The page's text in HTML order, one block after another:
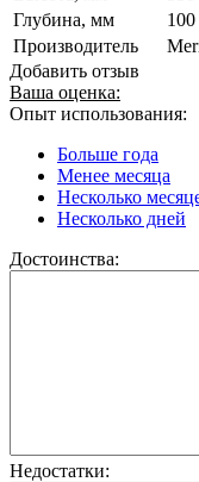
Глубина, мм
100
Производитель
Добавить отзыв
Ваша оценка:
Опыт использования:
Больше года
Менее месяца
Несколько
Несколько дней
Достоинства:
Недостатки: